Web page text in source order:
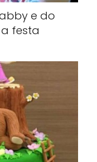
e do
festa